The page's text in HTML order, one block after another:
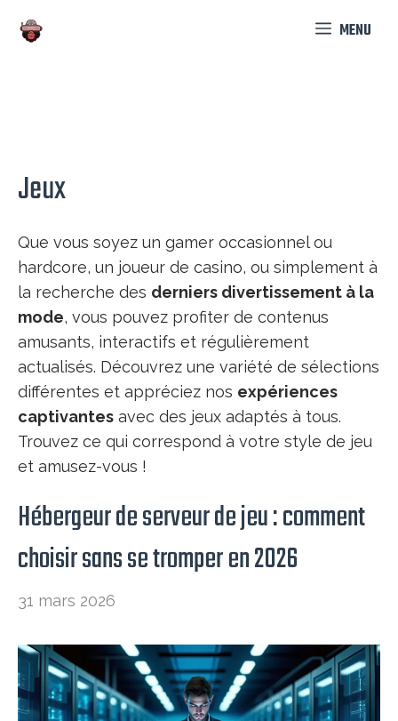
MENU
Jeux
Que vous soyez un gamer occasionnel ou
hardcore, un joueur de casino, ou simplement à
la recherche des derniers divertissement à la
mode, vous pouvez profiter de contenus
amusants, interactifs et régulièrement
actualisés. Découvrez une variété de sélections
différentes et appréciez nos expériences
captivantes avec des jeux adaptés à tous.
Trouvez ce qui correspond à votre style de jeu
et amusez-vous !
Hébergeur de serveur de jeu : comment
choisir sans se tromper en 2026
31 mars 2026